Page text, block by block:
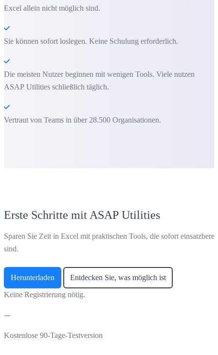
Excel allein nicht möglich sind.
Sie können sofort loslegen. Keine Schulung erforderlich.
Die meisten Nutzer beginnen mit wenigen Tools. Viele nutzen
ASAP Utilities schließlich täglich.
Vertraut von Teams in über 28.500 Organisationen.
Erste Schritte mit ASAP Utilities
Sparen Sie Zeit in Excel mit praktischen Tools, die sofort einsatzbereit
sind.
Herunterladen Entdecken Sie, was möglich ist
Keine Registrierung nötig.
Kostenlose 90-Tage-Testversion